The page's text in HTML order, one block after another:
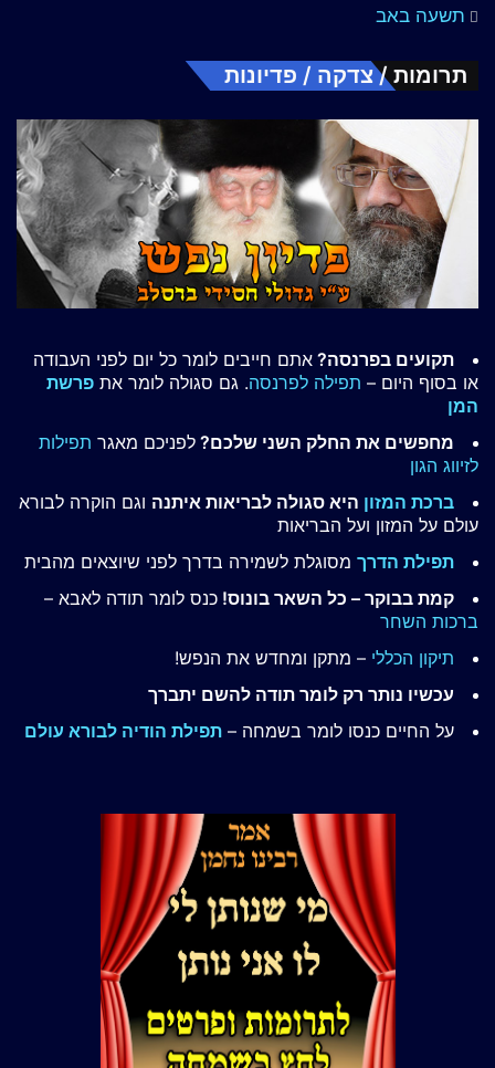
תשעה באב
תרומות / צדקה / פדיונות
תקועים בפרנסה? אתם חייבים לומר כל יום לפני העבודה
או בסוף היום – תפילה לפרנסה. גם סגולה לומר את פרשת
המן
מחפשים את החלק השני שלכם? לפניכם מאגר תפילות
לזיווג הגון
ברכת המזון היא סגולה לבריאות איתנה וגם הוקרה לבורא
עולם על המזון ועל הבריאות
תפילת הדרך מסוגלת לשמירה בדרך לפני שיוצאים מהבית
קמת בבוקר – כל השאר בונוס! כנס לומר תודה לאבא –
ברכות השחר
תיקון הכללי – מתקן ומחדש את הנפש!
עכשיו נותר רק לומר תודה להשם יתברך
על החיים כנסו לומר בשמחה – תפילת הודיה לבורא עולם